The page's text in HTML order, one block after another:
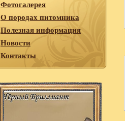
Фотогалерея
О породах питомника
Полезная информация
Новости
Контакты